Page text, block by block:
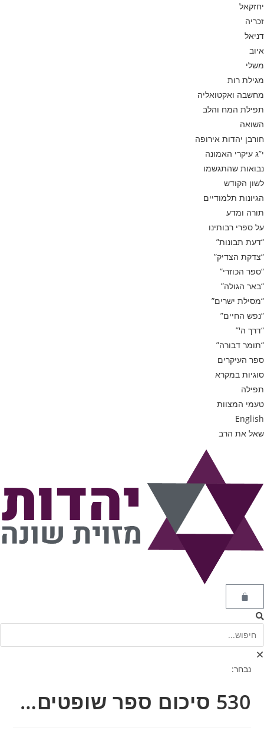
יחזקאל
זכריה
דניאל
איוב
משלי
מגילת רות
מחשבה ואקטואליה
תפילת המח והלב
השואה
חורבן יהדות אירופה
י”ג עיקרי האמונה
נבואות שהתגשמו
לשון הקודש
הגיונות תלמודיים
תורה ומדע
על ספרי רבותינו
“דעת תבונות”
“צדקת הצדיק”
“ספר הכוזרי”
“באר הגולה”
“מסילת ישרים”
“נפש החיים”
“דרך ה'”
“תומר דבורה”
ספר העיקרים
סוגיות במקרא
תפילה
טעמי המצוות
English
שאל את הרב
נבחר:
530 סיכום ספר שופטים…